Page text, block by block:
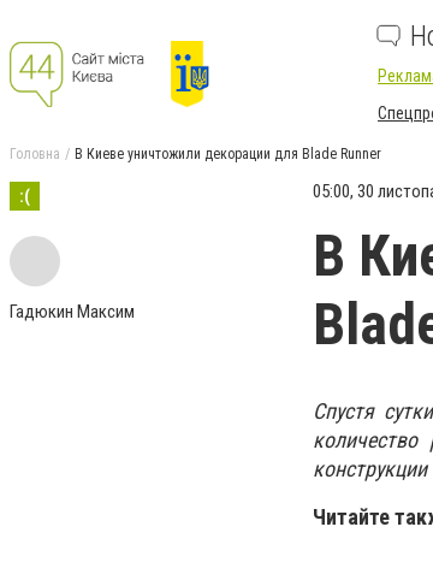
Головна В Киеве уничтожили декорации для Blade Runner
:(
Гадюкин Максим
05:00, 30
В
Спустя
Читайте